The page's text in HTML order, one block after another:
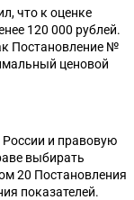
что к оценке
120 000 рублей.
Постановление №
ценовой
и правовую
выбирать
20 Постановления
показателей.